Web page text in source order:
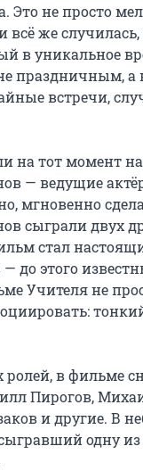
Это не просто
же
в уникальное
не
встречи,
на тот момент
— ведущие
мгновенно
сыграли двух
стал
до этого
Учителя не
в фильме
Пирогов,
и другие. В
одну